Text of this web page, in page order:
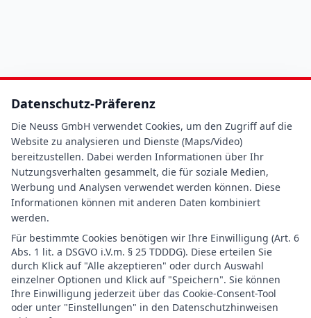
Datenschutz-Präferenz
Die Neuss GmbH verwendet Cookies, um den Zugriff auf die
Website zu analysieren und Dienste (Maps/Video)
bereitzustellen. Dabei werden Informationen über Ihr
Nutzungsverhalten gesammelt, die für soziale Medien,
Werbung und Analysen verwendet werden können. Diese
Informationen können mit anderen Daten kombiniert
werden.
Für bestimmte Cookies benötigen wir Ihre Einwilligung (Art. 6
Abs. 1 lit. a DSGVO i.V.m. § 25 TDDDG). Diese erteilen Sie
durch Klick auf "Alle akzeptieren" oder durch Auswahl
einzelner Optionen und Klick auf "Speichern". Sie können
Ihre Einwilligung jederzeit über das Cookie-Consent-Tool
oder unter "Einstellungen" in den Datenschutzhinweisen